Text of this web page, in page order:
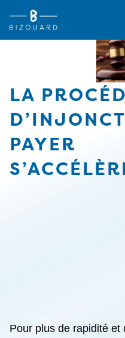
TPE
Agriculteurs (Bizouard)
PME
Actualités
Carrières
Implantations
FACTURE
LA
PAYER
Pour plus de rapidité et